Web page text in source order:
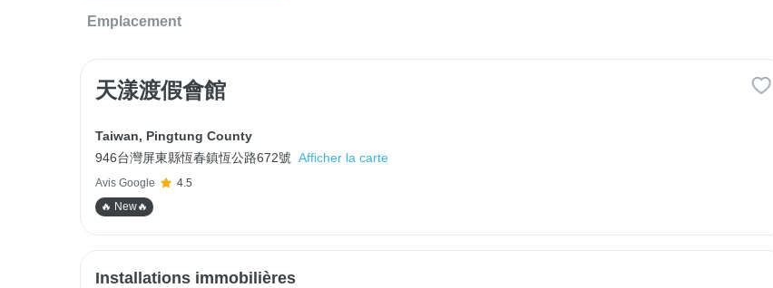
Emplacement
天漾渡假會館
Taiwan, Pingtung County
946台灣屏東縣恆春鎮恆公路672號 Afficher la carte
Avis Google
4.5
🔥 New🔥
Installations immobilières